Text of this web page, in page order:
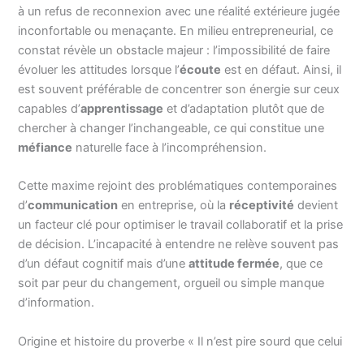
à un refus de reconnexion avec une réalité extérieure jugée
inconfortable ou menaçante. En milieu entrepreneurial, ce
constat révèle un obstacle majeur : l’impossibilité de faire
évoluer les attitudes lorsque l’écoute est en défaut. Ainsi, il
est souvent préférable de concentrer son énergie sur ceux
capables d’apprentissage et d’adaptation plutôt que de
chercher à changer l’inchangeable, ce qui constitue une
méfiance naturelle face à l’incompréhension.
Cette maxime rejoint des problématiques contemporaines
d’communication en entreprise, où la réceptivité devient
un facteur clé pour optimiser le travail collaboratif et la prise
de décision. L’incapacité à entendre ne relève souvent pas
d’un défaut cognitif mais d’uneattitude fermée, que ce
soit par peur du changement, orgueil ou simple manque
d’information.
Origine et histoire du proverbe « Il n’est pire sourd que celui